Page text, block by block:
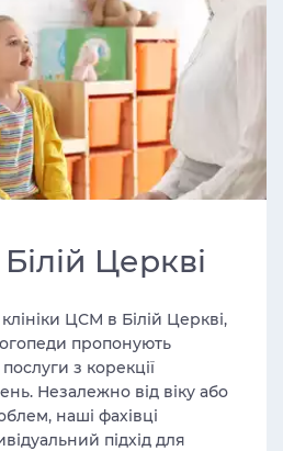
Церкві
ЦСМ в Білій Церкві,
пропонують
з корекції
Незалежно від віку або
наші фахівці
підхід для